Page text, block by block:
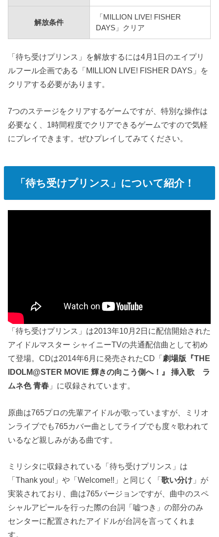
解放条件
「MILLION LIVE! FISHER
DAYS」クリア
「待ち受けプリンス」を解放するには4月1日のエイプリ
ルフール企画である「MILLION LIVE! FISHER DAYS」を
クリアする必要があります。
7つのステージをクリアするゲームですが、特別な操作は
必要なく、1時間程度でクリアできるゲームですので気軽
にプレイできます。ぜひプレイしてみてください。
「待ち受けプリンス」について紹介！
「待ち受けプリンス」は2013年10月2日に配信開始された
アイドルマスター シャイニーTVの共通配信曲として初め
て登場。CDは2014年6月に発売されたCD「劇場版『THE
IDOLM@STER MOVIE 輝きの向こう側へ！』 挿入歌 ラ
ムネ色 青春 」に収録されています。
原曲は765プロの先輩アイドルが歌っていますが、ミリオ
ンライブでも765カバー曲としてライブでも度々歌われて
いるなど親しみがある曲です。
ミリシタに収録されている「待ち受けプリンス」は
「Thank you!」や「Welcome!!」と同じく「歌い分け 」が
実装されており、曲は765バージョンですが、曲中のスペ
シャルアピールを行った際の台詞 「嘘つき」の部分のみ
センターに配置されたアイドルが台詞を言ってくれま
す。